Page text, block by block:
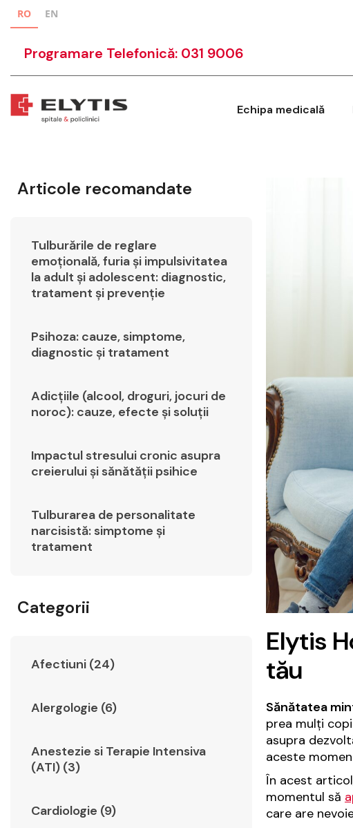
RO EN
Programare Telefonică: 031 9006
Echipa medicală
Articole recomandate
Tulburările de reglare
emoțională, furia și impulsivitatea
la adult și adolescent: diagnostic,
tratament și prevenție
Psihoza: cauze, simptome,
diagnostic și tratament
Adicțiile (alcool, droguri, jocuri de
noroc): cauze, efecte și soluții
Impactul stresului cronic asupra
creierului și sănătății psihice
Tulburarea de personalitate
narcisistă: simptome și
tratament
Categorii
Afectiuni (24)
Alergologie (6)
Anestezie si Terapie Intensiva
(ATI) (3)
Cardiologie (9)
Elytis
tău
Sănătatea
prea mulți
asupra
aceste
În acest
momentul să
care are